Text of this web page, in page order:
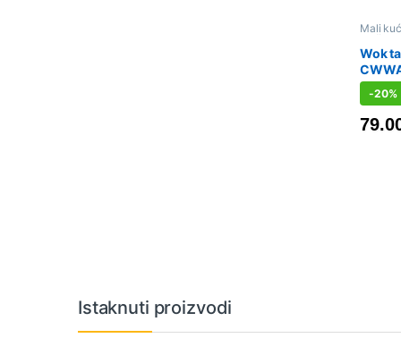
Mali
Wok
-20%
Vrtuljak robnih marki
Istaknuti proizvodi